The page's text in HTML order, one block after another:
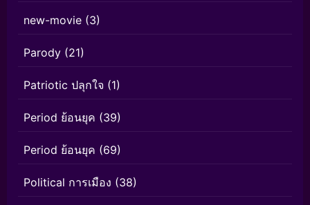
new-movie (3)
Parody (21)
Patriotic ปลุกใจ (1)
Period ย้อนยุค (39)
Period ย้อนยุค (69)
Political การเมือง (38)